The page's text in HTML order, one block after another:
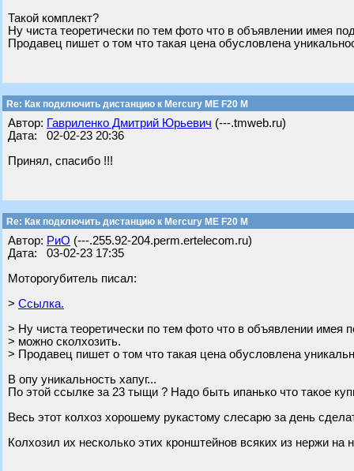
Такой комплект?
Ну чиста теоретически по тем фото что в объявлении имея
Продавец пишет о том что такая цена обусловлена
Re: Как подключить дистанцию к Mercury ME F20 M
Автор: Гавриленко Дмитрий Юрьевич (---.tmweb.ru)
Дата: 02-02-23 20:36
Принял, спасибо !!!
Re: Как подключить дистанцию к Mercury ME F20 M
Автор: РиО (---.255.92-204.perm.ertelecom.ru)
Дата: 03-02-23 17:35
Моторогубитель писал:
> Ссылка.
> Ну чиста теоретически по тем фото что в объявлении имея
> можно сколхозить.
> Продавец пишет о том что такая цена обусловлена
В опу уникальность хапуг...
По этой ссылке за 23 тыщи ? Надо быть ипанько что такое
Весь этот колхоз хорошему рукастому слесарю за день
Колхозил их несколько этих кронштейнов всяких из нержи на